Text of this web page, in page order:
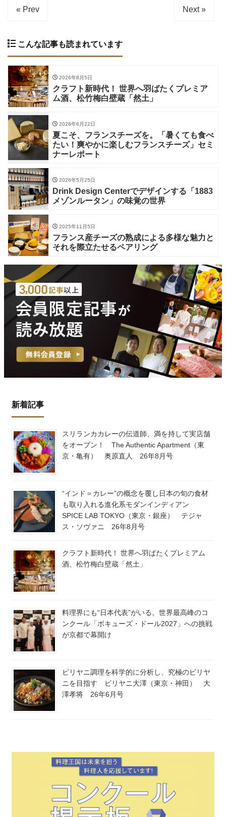
« Prev Next »
こんな記事も読まれています
2026年8月5日
クラフト新時代！ 世界へ羽ばたくプレミア
ム酒、松竹梅白壁蔵「然土」
2026年6月22日
夏こそ、フランスチーズを。「暑くても食べ
たい！爽やかに楽しむフランスチーズ」セミ
ナーレポート
2026年5月25日
Drink Design Centerでデザインする「1883
メゾンルータン」の味覚の世界
2025年11月5日
フランス産チーズの熟成による多様な魅力と
それを際立たせるペアリング
新着記事
スリランカカレーの伝道師、満を持して実店舗
をオープン！ The Authentic Apartment（東
京・亀有） 奥原直人 26年8月号
“インド＝カレー”の概念を覆し日本の旬の食材
も取り入れる進化系モダンインディアン
SPICE LAB TOKYO（東京・銀座） テジャ
ス・ソヴァニ 26年8月号
クラフト新時代！ 世界へ羽ばたくプレミアム
酒、松竹梅白壁蔵「然土」
料理界にも“日本代表”がいる。世界最高峰のコ
ンクール「ボキューズ・ドール2027」への挑戦
が京都で幕開け
ビリヤニ調理を科学的に分析し、究極のビリヤ
ニを目指す ビリヤニ大澤（東京・神田） 大
澤孝将 26年6月号